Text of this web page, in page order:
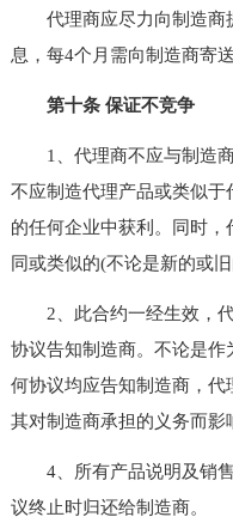
代理商应尽力向制造商
息，每4个月需向制造商寄
第十条 保证不竞争
1、代理商不应与制造商
不应制造代理产品或类似
的任何企业中获利。同时
同或类似的(不论是新的或旧
2、此合约一经生效，代
协议告知制造商。不论是
何协议均应告知制造商，
其对制造商承担的义务而影
4、所有产品说明及销售
议终止时归还给制造商。